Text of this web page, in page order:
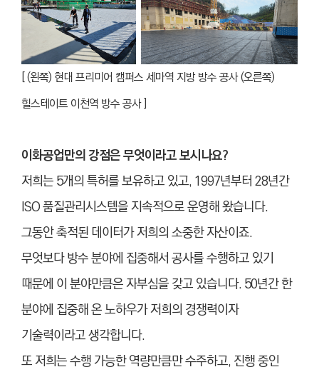
[ (왼쪽) 현대 프리미어 캠퍼스 세마역 지방 방수 공사 (오른쪽)
힐스테이트 이천역 방수 공사 ]
이화공업만의 강점은 무엇이라고 보시나요?
저희는 5개의 특허를 보유하고 있고, 1997년부터 28년간
ISO 품질관리시스템을 지속적으로 운영해 왔습니다.
그동안 축적된 데이터가 저희의 소중한 자산이죠.
무엇보다 방수 분야에 집중해서 공사를 수행하고 있기
때문에 이 분야만큼은 자부심을 갖고 있습니다. 50년간 한
분야에 집중해 온 노하우가 저희의 경쟁력이자
기술력이라고 생각합니다.
또 저희는 수행 가능한 역량만큼만 수주하고, 진행 중인